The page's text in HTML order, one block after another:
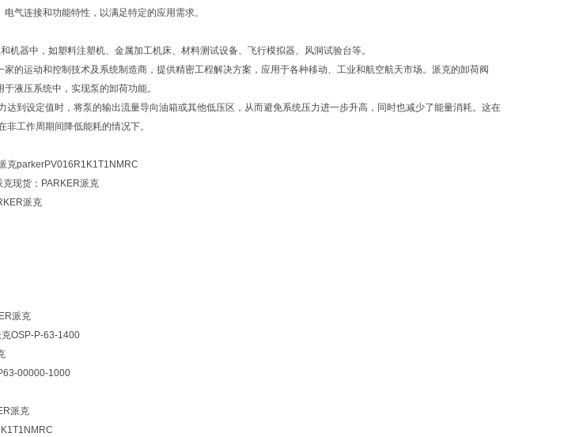
气连接和功能特性，以满足特定的应用需求。
机器中，如塑料注塑机、金属加工机床、材料测试设备、飞行模拟器、风洞试验台等。
的运动和控制技术及系统制造商，提供精密工程解决方案，应用于各种移动、工业和航空航天市场。派克的卸荷阀
液压系统中，实现泵的卸荷功能。
达到设定值时，将泵的输出流量导向油箱或其他低压区，从而避免系统压力进一步升高，同时也减少了能量消耗。这在
工作周期间降低能耗的情况下。
克parkerPV016R1K1T1NMRC
现货；PARKER派克
派克
派克
OSP-P-63-1400
00000-1000
派克